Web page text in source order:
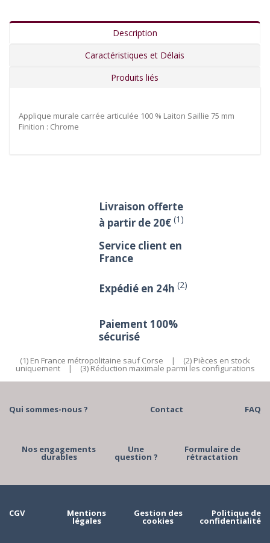
Description
Caractéristiques et Délais
Produits liés
Applique murale carrée articulée 100 % Laiton Saillie 75 mm
Finition : Chrome
Livraison offerte
à partir de 20€ (1)
Service client en
France
Expédié en 24h (2)
Paiement 100%
sécurisé
(1) En France métropolitaine sauf Corse | (2) Pièces en stock
uniquement | (3) Réduction maximale parmi les configurations
Qui sommes-nous ? Contact FAQ
Nos engagements
durables
Une
question ?
Formulaire de
rétractation
CGV Mentions
légales
Gestion des
cookies
Politique de
confidentialité